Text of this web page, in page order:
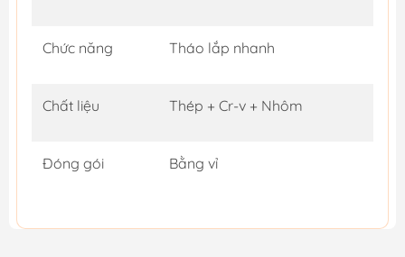
Chức năng Tháo lắp nhanh
Chất liệu Thép + Cr-v + Nhôm
Đóng gói Bằng vỉ